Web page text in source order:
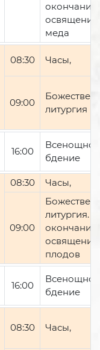
окончании
освящение
меда
08:30 Часы,
09:00
литургия
16:00
Всенощное
бдение
08:30 Часы,
09:00
литургия.
окончании
освящение
плодов
16:00
Всенощное
бдение
08:30 Часы,